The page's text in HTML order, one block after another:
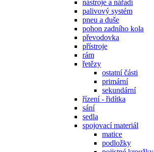
nástroje a nářadí
palivový systém
pneu a duše
pohon zadního kola
převodovka
přístroje
rám
řetězy
ostatní části
primární
sekundární
řízení - řidítka
sání
sedla
spojovací materiál
matice
podložky